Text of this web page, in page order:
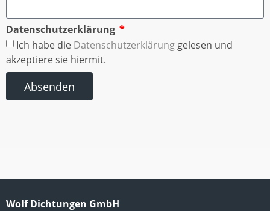
Datenschutzerklärung
Ich habe die Datenschutzerklärung gelesen und
akzeptiere sie hiermit.
Absenden
Wolf Dichtungen GmbH